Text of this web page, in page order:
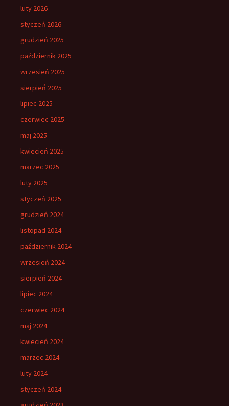
luty 2026
styczeń 2026
grudzień 2025
październik 2025
wrzesień 2025
sierpień 2025
lipiec 2025
czerwiec 2025
maj 2025
kwiecień 2025
marzec 2025
luty 2025
styczeń 2025
grudzień 2024
listopad 2024
październik 2024
wrzesień 2024
sierpień 2024
lipiec 2024
czerwiec 2024
maj 2024
kwiecień 2024
marzec 2024
luty 2024
styczeń 2024